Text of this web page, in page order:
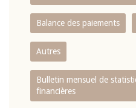
Balance des paiements
Autres
Bulletin mensuel de
financières